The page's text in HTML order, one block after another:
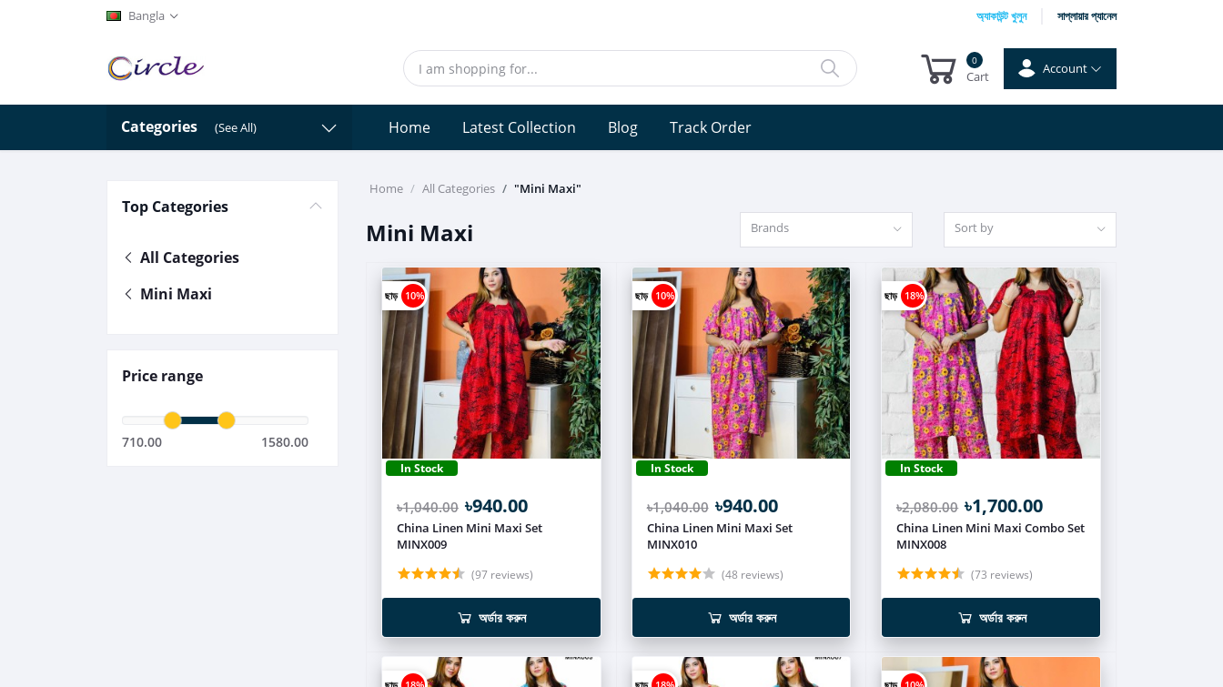
Bangla অ্যাকাউন্ট খুলুন সাপ্লায়ার প্যানেল
0
Cart
Account
Categories (See All) Home Latest Collection Blog Track Order
Top Categories
All Categories
Mini Maxi
Price range
710.00 1580.00
Home All Categories "Mini Maxi"
Mini Maxi Brands Sort by
ছাড় 10%
In Stock
৳1,040.00 ৳940.00
China Linen Mini Maxi Set
MINX009
(97 reviews)
অর্ডার করুন
ছাড় 10%
In Stock
৳1,040.00 ৳940.00
China Linen Mini Maxi Set
MINX010
(48 reviews)
অর্ডার করুন
ছাড় 18%
In Stock
৳2,080.00 ৳1,700.00
China Linen Mini Maxi Combo Set
MINX008
(73 reviews)
অর্ডার করুন